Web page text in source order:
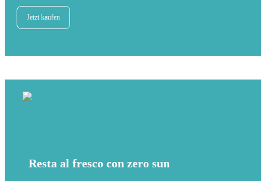
Jetzt kaufen
Resta al fresco con zero sun